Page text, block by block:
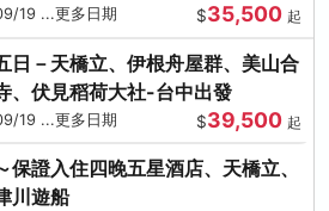
19 ...更多日期 $35,500 起
日－天橋立、伊根舟屋群、美山合
、伏見稻荷大社-台中出發
19 ...更多日期 $39,500 起
證入住四晚五星酒店、天橋立、
川遊船